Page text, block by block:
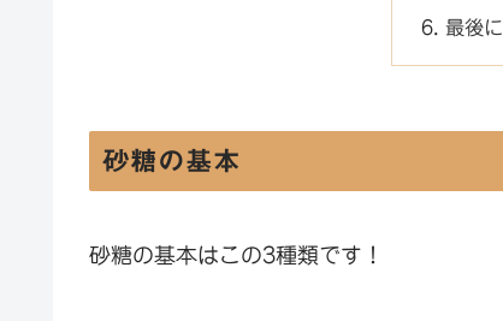
最後に
砂糖の基本
砂糖の基本はこの3種類です！